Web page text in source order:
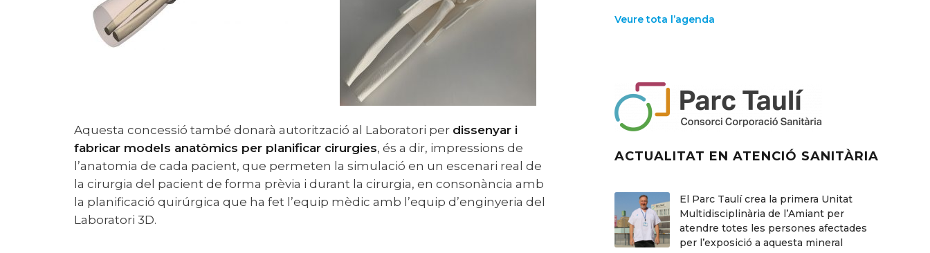
Aquesta concessió també donarà autorització al Laboratori per dissenyar i
fabricar models anatòmics per planificar cirurgies, és a dir, impressions de
l’anatomia de cada pacient, que permeten la simulació en un escenari real de
la cirurgia del pacient de forma prèvia i durant la cirurgia, en consonància amb
la planificació quirúrgica que ha fet l’equip mèdic amb l’equip d’enginyeria del
Laboratori 3D.
Veure tota l’agenda
ACTUALITAT EN ATENCIÓ SANITÀRIA
El Parc Taulí crea la primera Unitat
Multidisciplinària de l’Amiant per
atendre totes les persones afectades
per l’exposició a aquesta mineral